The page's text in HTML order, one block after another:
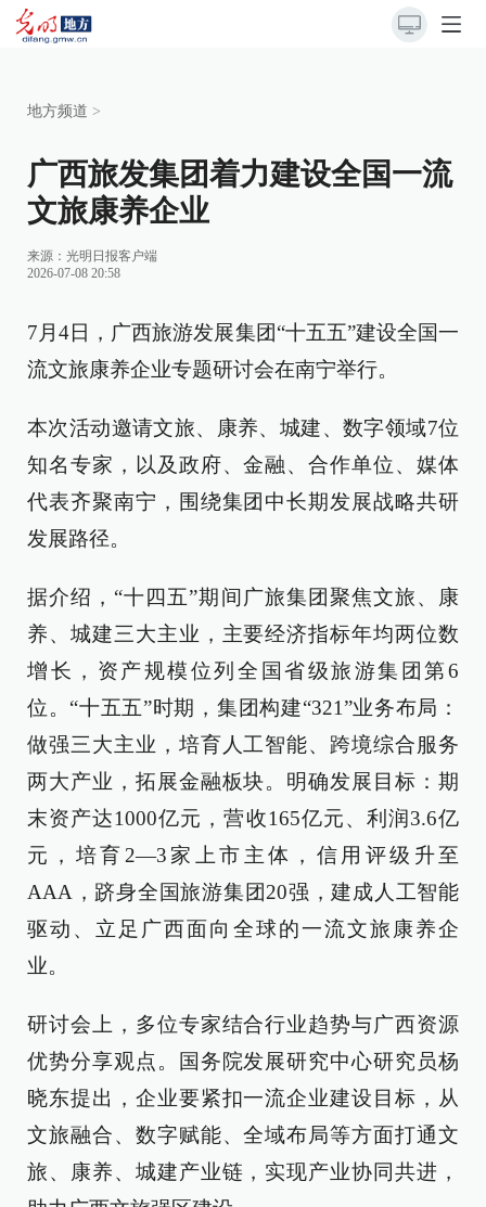
地方频道 >
广西旅发集团着力建设全国一流
文旅康养企业
来源： 光明日报客户端
2026-07-08 20:58
7月4日，广西旅游发展集团“十五五”建设全国一
流文旅康养企业专题研讨会在南宁举行。
本次活动邀请文旅、康养、城建、数字领域7位
知名专家，以及政府、金融、合作单位、媒体
代表齐聚南宁，围绕集团中长期发展战略共研
发展路径。
据介绍，“十四五”期间广旅集团聚焦文旅、康
养、城建三大主业，主要经济指标年均两位数
增长，资产规模位列全国省级旅游集团第6
位。“十五五”时期，集团构建“321”业务布局：
做强三大主业，培育人工智能、跨境综合服务
两大产业，拓展金融板块。明确发展目标：期
末资产达1000亿元，营收165亿元、利润3.6亿
元，培育2—3家上市主体，信用评级升至
AAA，跻身全国旅游集团20强，建成人工智能
驱动、立足广西面向全球的一流文旅康养企
业。
研讨会上，多位专家结合行业趋势与广西资源
优势分享观点。国务院发展研究中心研究员杨
晓东提出，企业要紧扣一流企业建设目标，从
文旅融合、数字赋能、全域布局等方面打通文
旅、康养、城建产业链，实现产业协同共进，